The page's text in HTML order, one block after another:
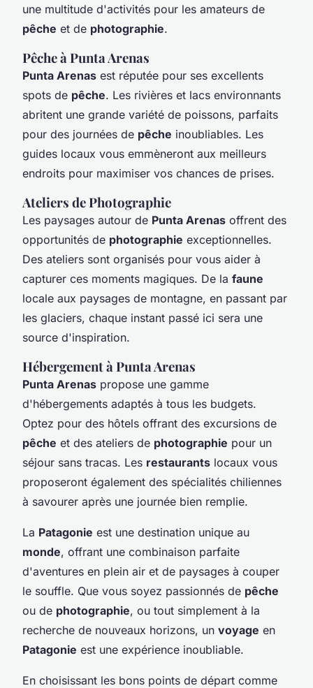
une multitude d'activités pour les amateurs de
pêche et de photographie.
Pêche à Punta Arenas
Punta Arenas est réputée pour ses excellents
spots de pêche. Les rivières et lacs environnants
abritent une grande variété de poissons, parfaits
pour des journées de pêche inoubliables. Les
guides locaux vous emmèneront aux meilleurs
endroits pour maximiser vos chances de prises.
Ateliers de Photographie
Les paysages autour de Punta Arenas offrent des
opportunités de photographie exceptionnelles.
Des ateliers sont organisés pour vous aider à
capturer ces moments magiques. De la faune
locale aux paysages de montagne, en passant par
les glaciers, chaque instant passé ici sera une
source d'inspiration.
Hébergement à Punta Arenas
Punta Arenas propose une gamme
d'hébergements adaptés à tous les budgets.
Optez pour des hôtels offrant des excursions de
pêche et des ateliers de photographie pour un
séjour sans tracas. Les restaurants locaux vous
proposeront également des spécialités chiliennes
à savourer après une journée bien remplie.
La Patagonie est une destination unique au
monde, offrant une combinaison parfaite
d'aventures en plein air et de paysages à couper
le souffle. Que vous soyez passionnés de pêche
ou de photographie, ou tout simplement à la
recherche de nouveaux horizons, un voyage en
Patagonie est une expérience inoubliable.
En choisissant les bons points de départ comme